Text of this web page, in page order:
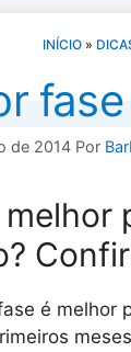
INÍCIO »
de 2014 Por
é melhor